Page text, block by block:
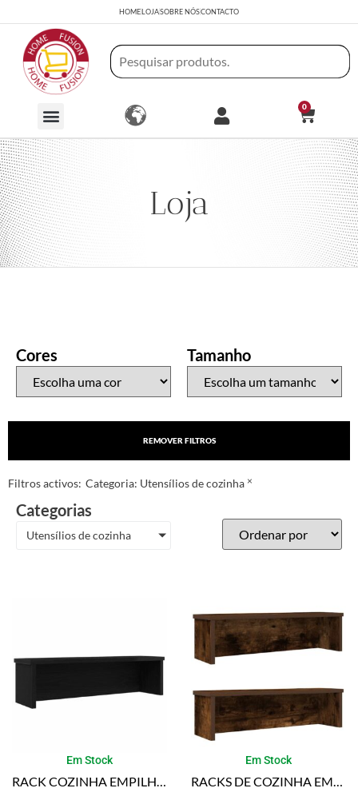
HOMELOJASOBRE NÓSCONTACTO
0
Loja
Cores Tamanho
REMOVER FILTROS
Filtros activos: Categoria: Utensílios de cozinha ×
Categorias
Utensílios de cozinha
Em Stock Em Stock